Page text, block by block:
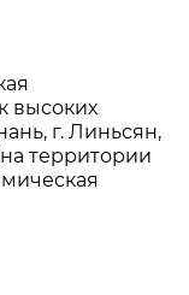
высоких
г. Линьсян,
территории